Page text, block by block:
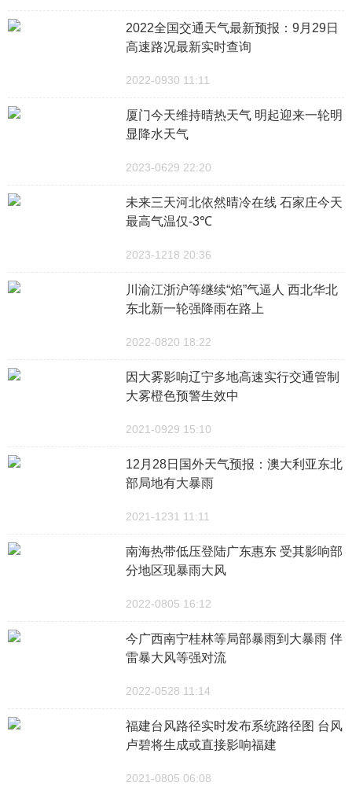
2022全国交通天气最新预报：9月29日
高速路况最新实时查询
2022-0930 11:11
厦门今天维持晴热天气 明起迎来一轮明
显降水天气
2023-0629 22:20
未来三天河北依然晴冷在线 石家庄今天
最高气温仅-3℃
2023-1218 20:36
川渝江浙沪等继续“焰”气逼人 西北华北
东北新一轮强降雨在路上
2022-0820 18:22
因大雾影响辽宁多地高速实行交通管制
大雾橙色预警生效中
2021-0929 15:10
12月28日国外天气预报：澳大利亚东北
部局地有大暴雨
2021-1231 11:11
南海热带低压登陆广东惠东 受其影响部
分地区现暴雨大风
2022-0805 16:12
今广西南宁桂林等局部暴雨到大暴雨 伴
雷暴大风等强对流
2022-0528 11:14
福建台风路径实时发布系统路径图 台风
卢碧将生成或直接影响福建
2021-0805 06:08